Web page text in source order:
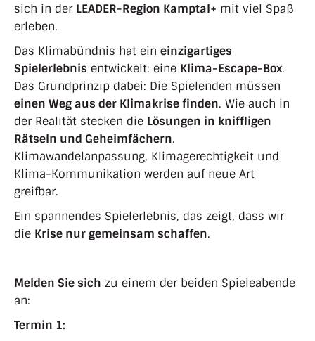
sich in der LEADER-Region Kamptal+ mit viel Spaß
erleben.
Das Klimabündnis hat ein einzigartiges
Spielerlebnis entwickelt: eine Klima-Escape-Box.
Das Grundprinzip dabei: Die Spielenden müssen
einen Weg aus der Klimakrise finden. Wie auch in
der Realität stecken die Lösungen in kniffligen
Rätseln und Geheimfächern.
Klimawandelanpassung, Klimagerechtigkeit und
Klima-Kommunikation werden auf neue Art
greifbar.
Ein spannendes Spielerlebnis, das zeigt, dass wir
die Krise nur gemeinsam schaffen.
Melden Sie sich zu einem der beiden Spieleabende
an:
Termin 1: